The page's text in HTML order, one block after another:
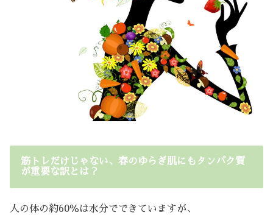
筋トレだけじゃない、春のゆらぎ肌にもタンパク質
が重要な訳とは？
人の体の約60％は水分でできていますが、